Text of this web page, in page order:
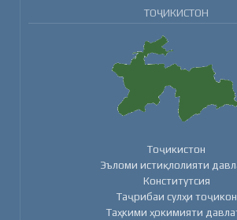
ТОҶИКИСТОН
Тоҷикистон
Эъломи истиқлолияти
Конститутсия
Таҷрибаи сулҳи тоҷикон
Таҳкими ҳокимияти